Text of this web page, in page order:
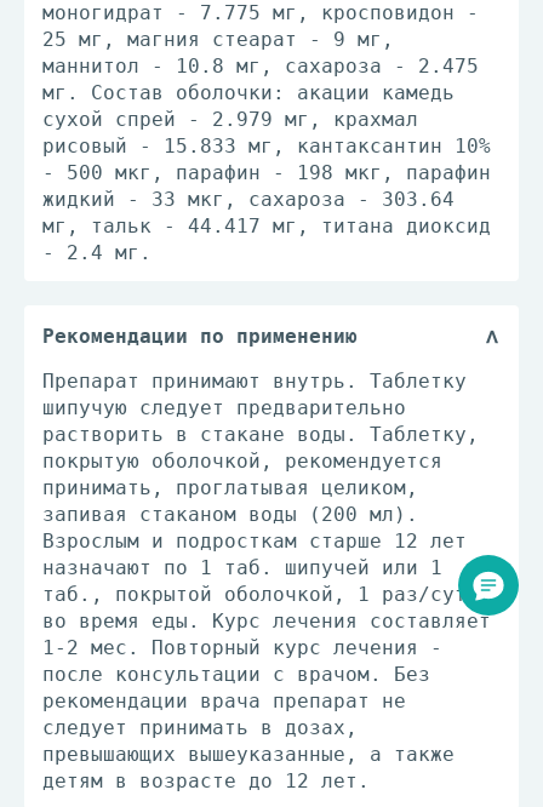
моногидрат - 7.775 мг, кросповидон -
25 мг, магния стеарат - 9 мг,
маннитол - 10.8 мг, сахароза - 2.475
мг. Состав оболочки: акации камедь
сухой спрей - 2.979 мг, крахмал
рисовый - 15.833 мг, кантаксантин 10%
- 500 мкг, парафин - 198 мкг, парафин
жидкий - 33 мкг, сахароза - 303.64
мг, тальк - 44.417 мг, титана диоксид
- 2.4 мг.
Рекомендации по применению
Препарат принимают внутрь. Таблетку
шипучую следует предварительно
растворить в стакане воды. Таблетку,
покрытую оболочкой, рекомендуется
принимать, проглатывая целиком,
запивая стаканом воды (200 мл).
Взрослым и подросткам старше 12 лет
назначают по 1 таб. шипучей или 1
таб., покрытой оболочкой, 1 раз/сут
во время еды. Курс лечения составляет
1-2 мес. Повторный курс лечения -
после консультации с врачом. Без
рекомендации врача препарат не
следует принимать в дозах,
превышающих вышеуказанные, а также
детям в возрасте до 12 лет.